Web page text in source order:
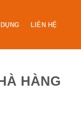
LIÊN HỆ
HÀNG